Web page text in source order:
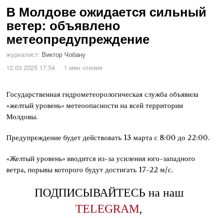
В Молдове ожидается сильный
ветер: объявлено
метеопредупреждение
журналист: Виктор Чобану
12.03.2025 17:54
1 мин чтения
Государственная гидрометеорологическая служба объявила
«желтый уровень» метеоопасности на всей территории
Молдовы.
Предупреждение будет действовать 13 марта с 8:00 до 22:00.
«Желтый уровень» вводится из-за усиления юго-западного
ветра, порывы которого будут достигать 17-22 м/с.
ПОДПИСЫВАЙТЕСЬ на наш
TELEGRAM,